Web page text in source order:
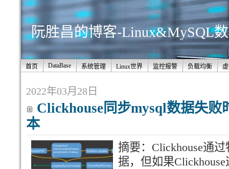
阮胜昌的博客-Linux&MySQL
首页 DataBase 系统管理 Linux世界 监控报警 负载均衡
2022年03月28日
Clickhouse同步mysql数据失
本
摘要：Clickhouse通
据，但如果